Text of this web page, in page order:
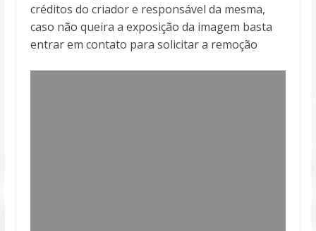
créditos do criador e responsável da mesma,
caso não queira a exposição da imagem basta
entrar em contato para solicitar a remoção